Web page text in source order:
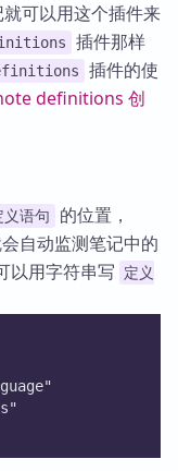
可以用这个插件来
插件那样
插件的使
definitions 创
义语句 的位置，
自动监测笔记中的
以用字符串写
定义